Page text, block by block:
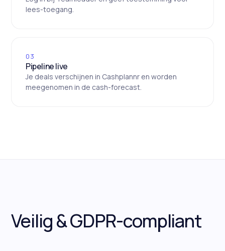
lees-toegang.
03
Pipeline live
Je deals verschijnen in Cashplannr en worden
meegenomen in de cash-forecast.
Veilig & GDPR-compliant